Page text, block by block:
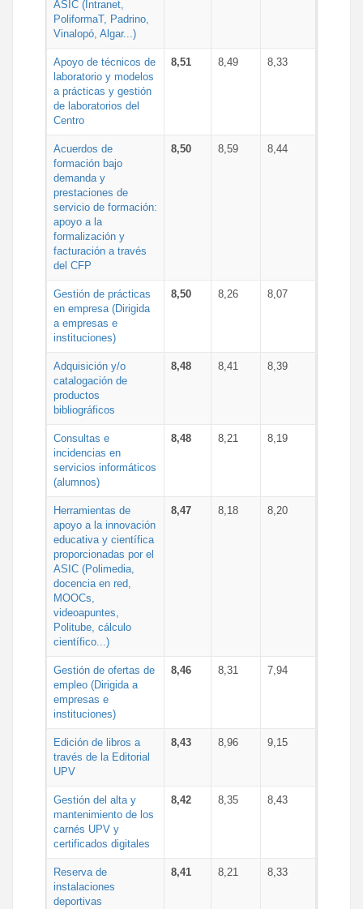
ASIC (Intranet,
PoliformaT, Padrino,
Vinalopó, Algar...)
Apoyo de técnicos de
laboratorio y modelos
a prácticas y gestión
de laboratorios del
Centro
8,51 8,49 8,33
Acuerdos de
formación bajo
demanda y
prestaciones de
servicio de formación:
apoyo a la
formalización y
facturación a través
del CFP
8,50 8,59 8,44
Gestión de prácticas
en empresa (Dirigida
a empresas e
instituciones)
8,50 8,26 8,07
Adquisición y/o
catalogación de
productos
bibliográficos
8,48 8,41 8,39
Consultas e
incidencias en
servicios informáticos
(alumnos)
8,48 8,21 8,19
Herramientas de
apoyo a la innovación
educativa y científica
proporcionadas por el
ASIC (Polimedia,
docencia en red,
MOOCs,
videoapuntes,
Politube, cálculo
científico...)
8,47 8,18 8,20
Gestión de ofertas de
empleo (Dirigida a
empresas e
instituciones)
8,46 8,31 7,94
Edición de libros a
través de la Editorial
UPV
8,43 8,96 9,15
Gestión del alta y
mantenimiento de los
carnés UPV y
certificados digitales
8,42 8,35 8,43
Reserva de
instalaciones
deportivas
8,41 8,21 8,33